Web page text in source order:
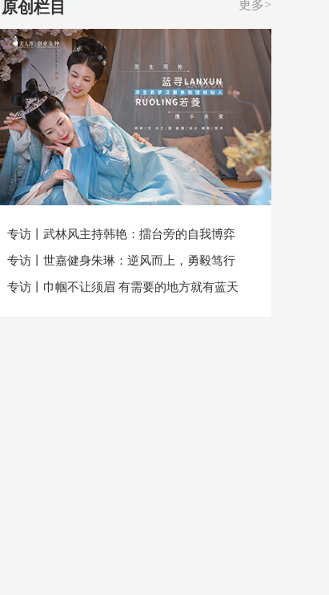
更多>
原创栏目
专访丨武林风主持韩艳：擂台旁的自我博弈
专访丨世嘉健身朱琳：逆风而上，勇毅笃行
专访丨巾帼不让须眉 有需要的地方就有蓝天